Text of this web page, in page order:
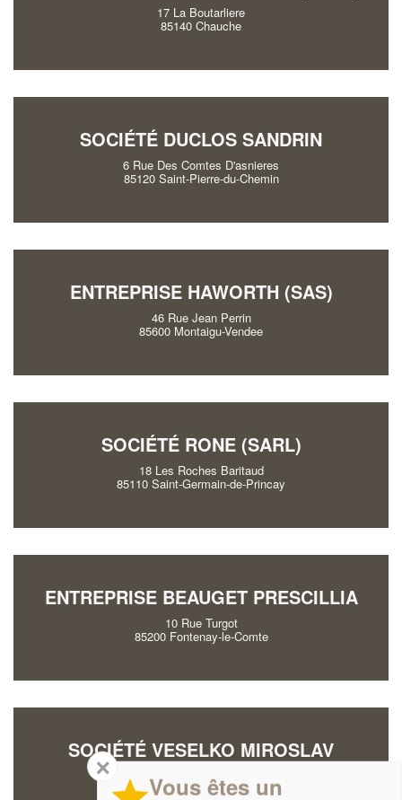
17 La Boutarliere
85140 Chauche
SOCIÉTÉ DUCLOS SANDRIN
6 Rue Des Comtes D'asnieres
85120 Saint-Pierre-du-Chemin
ENTREPRISE HAWORTH (SAS)
46 Rue Jean Perrin
85600 Montaigu-Vendee
SOCIÉTÉ RONE (SARL)
18 Les Roches Baritaud
85110 Saint-Germain-de-Princay
ENTREPRISE BEAUGET PRESCILLIA
10 Rue Turgot
85200 Fontenay-le-Comte
SOCIÉTÉ VESELKO MIROSLAV
72 Rue Du General De Gaulle
85250 Chavagnes-en-Paillers
✕
Vous êtes un